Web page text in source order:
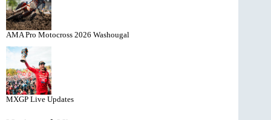
AMA Pro Motocross 2026 Washougal
MXGP Live Updates